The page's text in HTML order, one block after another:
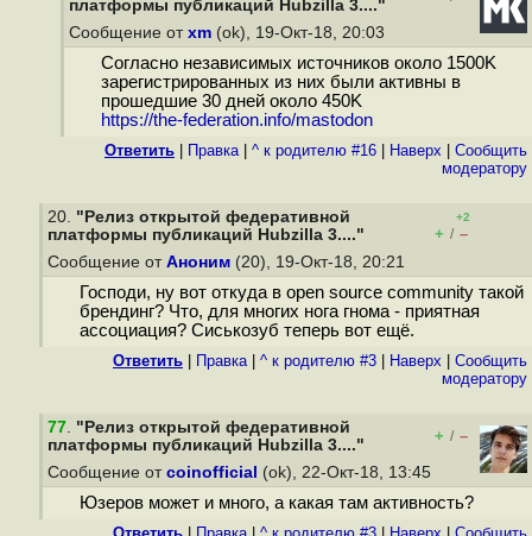
платформы публикаций Hubzilla 3...."
Сообщение от xm (ok), 19-Окт-18, 20:03
Согласно независимых источников около 1500K
зарегистрированных из них были активны в
прошедшие 30 дней около 450K
https://the-federation.info/mastodon
Ответить Правка| ^ к родителю #16 Наверх
Cообщить
модератору
20. "Релиз открытой федеративной
платформы публикаций Hubzilla 3...."
+2
+ / –
Сообщение от Аноним (20), 19-Окт-18, 20:21
Господи, ну вот откуда в open source community такой
брендинг? Что, для многих нога гнома - приятная
ассоциация? Сиськозуб теперь вот ещё.
Ответить Правка| ^ к родителю #3 Наверх
Cообщить
модератору
77. "Релиз открытой федеративной
платформы публикаций Hubzilla 3...."
+ / –
Сообщение от coinofficial (ok), 22-Окт-18, 13:45
Юзеров может и много, а какая там активность?